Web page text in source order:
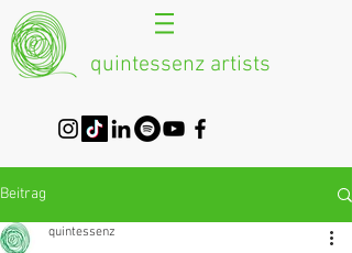
quintessenz artists
Beitrag
quintessenz